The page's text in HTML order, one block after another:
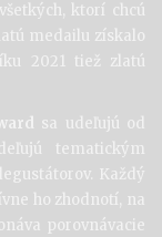
ktorí chcú
medailu získalo
2021 tiež zlatú
sa udeľujú od
tematickým
Každý
ho zhodnotí, na
porovnávacie